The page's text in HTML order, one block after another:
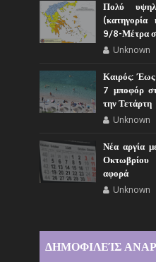
Πολύ
9/8-Μέτρα
Unknown
Καιρός: Έως
7 μποφόρ
την Τετάρτη
Unknown
Νέα αργία
Οκτωβρίου
αφορά
Unknown
ΔΗΜΟΦΙΛΕΊΣ